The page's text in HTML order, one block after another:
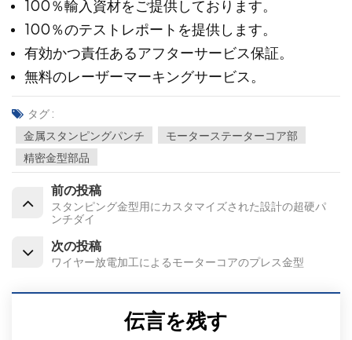
100％輸入資材をご提供しております。
100％のテストレポートを提供します。
有効かつ責任あるアフターサービス保証。
無料のレーザーマーキングサービス。
タグ :
金属スタンピングパンチ
モーターステーターコア部
精密金型部品
前の投稿
スタンピング金型用にカスタマイズされた設計の超硬パ
ンチダイ
次の投稿
ワイヤー放電加工によるモーターコアのプレス金型
伝言を残す